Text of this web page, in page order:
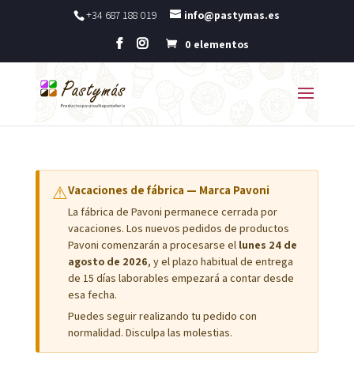
+34 687 188 019 info@pastymas.es
0 elementos
⚠Vacaciones de fábrica — Marca Pavoni
La fábrica de Pavoni permanece cerrada por
vacaciones. Los nuevos pedidos de productos
Pavoni comenzarán a procesarse el lunes 24 de
agosto de 2026, y el plazo habitual de entrega
de 15 días laborables empezará a contar desde
esa fecha.
Puedes seguir realizando tu pedido con
normalidad. Disculpa las molestias.